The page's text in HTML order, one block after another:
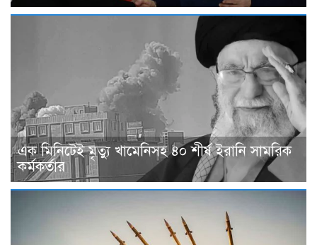
এক মিনিটেই মৃত্যু খামেনিসহ ৪০ শীর্ষ ইরানি সামরিক
কর্মকর্তার